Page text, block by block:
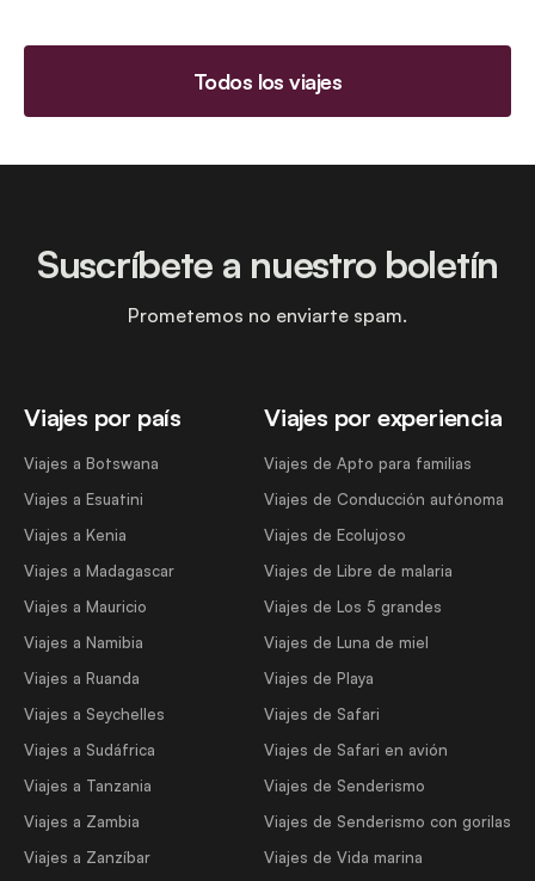
Todos los viajes
Viajes por país
Viajes a Botswana
Viajes a Esuatini
Viajes a Kenia
Viajes a Madagascar
Viajes a Mauricio
Viajes a Namibia
Viajes a Ruanda
Viajes a Seychelles
Viajes a Sudáfrica
Viajes a Tanzania
Viajes a Zambia
Viajes a Zanzíbar
Viajes por experiencia
Viajes de Apto para familias
Viajes de Conducción autónoma
Viajes de Ecolujoso
Viajes de Libre de malaria
Viajes de Los 5 grandes
Viajes de Luna de miel
Viajes de Playa
Viajes de Safari
Viajes de Safari en avión
Viajes de Senderismo
Viajes de Senderismo con gorilas
Viajes de Vida marina
Suscríbete a nuestro boletín
Prometemos no enviarte spam.